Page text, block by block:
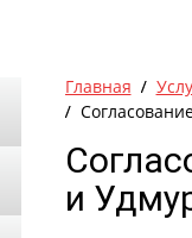
Главная
и